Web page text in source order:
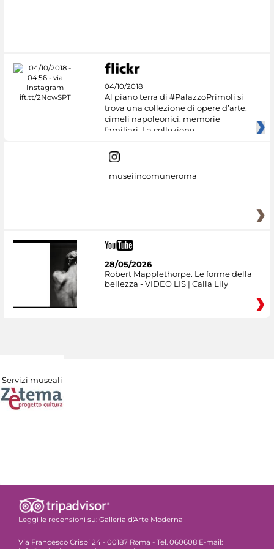
04/10/2018
Al piano terra di #PalazzoPrimoli si
trova una collezione di opere d’arte,
cimeli napoleonici, memorie
familiari. La collezione
museiincomuneroma
28/05/2026
Robert Mapplethorpe. Le forme della
bellezza - VIDEO LIS | Calla Lily
Servizi museali
Leggi le recensioni su: Galleria d'Arte Moderna
Via Francesco Crispi 24 - 00187 Roma - Tel. 060608 E-mail: